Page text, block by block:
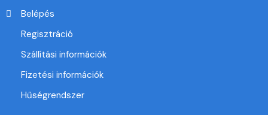
Belépés
Regisztráció
Szállítási információk
Fizetési információk
Hűségrendszer